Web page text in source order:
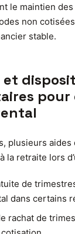
le maintien
non
stable.
et
pour
plusieurs
la retraite lors
de
dans certains
rachat de